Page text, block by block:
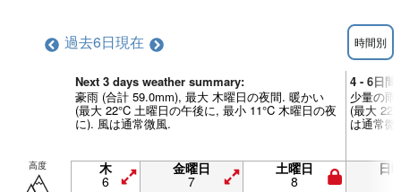
過去6日現在 時間別
Next 3 days weather summary:
豪雨 (合計 59.0mm), 最大 木曜日の夜間. 暖かい
(最大 22°C 土曜日の午後に, 最小 11°C 木曜日の夜
に). 風は通常微風.
4 - 6日
少量の
(最大
は通常微
高度 木
6
金曜日
7
土曜日
8
日